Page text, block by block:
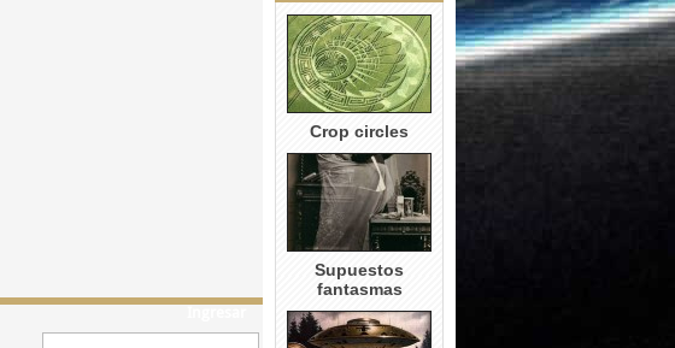
Crop circles
Supuestos
fantasmas